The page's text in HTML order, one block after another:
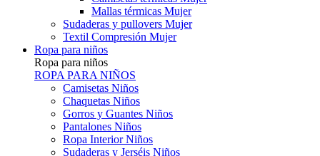
Mallas térmicas Mujer
Sudaderas y pullovers Mujer
Textil Compresión Mujer
Ropa para niños
Ropa para niños
ROPA PARA NIÑOS
Camisetas Niños
Chaquetas Niños
Gorros y Guantes Niños
Pantalones Niños
Ropa Interior Niños
Sudaderas y Jerséis Niños